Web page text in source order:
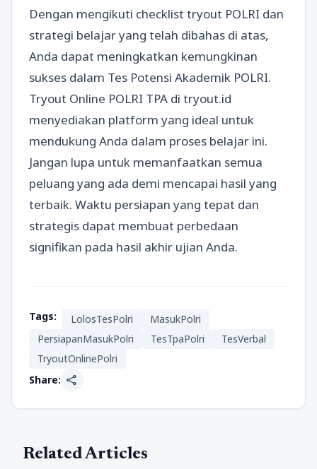
Dengan mengikuti checklist tryout POLRI dan
strategi belajar yang telah dibahas di atas,
Anda dapat meningkatkan kemungkinan
sukses dalam Tes Potensi Akademik POLRI.
Tryout Online POLRI TPA di tryout.id
menyediakan platform yang ideal untuk
mendukung Anda dalam proses belajar ini.
Jangan lupa untuk memanfaatkan semua
peluang yang ada demi mencapai hasil yang
terbaik. Waktu persiapan yang tepat dan
strategis dapat membuat perbedaan
signifikan pada hasil akhir ujian Anda.
Tags: LolosTesPolri
MasukPolri
PersiapanMasukPolri
TesTpaPolri
TesVerbal
TryoutOnlinePolri
Share: share
Related Articles